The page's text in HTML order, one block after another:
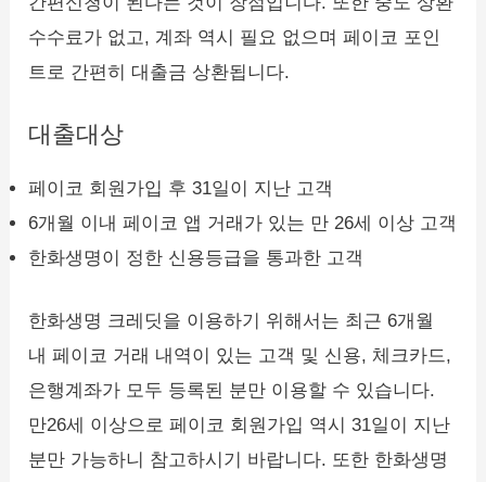
수수료가 없고, 계좌 역시 필요 없으며 페이코 포인
트로 간편히 대출금 상환됩니다.
대출대상
페이코 회원가입 후 31일이 지난 고객
6개월 이내 페이코 앱 거래가 있는 만 26세 이상 고객
한화생명이 정한 신용등급을 통과한 고객
한화생명 크레딧을 이용하기 위해서는 최근 6개월
내 페이코 거래 내역이 있는 고객 및 신용, 체크카드,
은행계좌가 모두 등록된 분만 이용할 수 있습니다.
만26세 이상으로 페이코 회원가입 역시 31일이 지난
분만 가능하니 참고하시기 바랍니다. 또한 한화생명